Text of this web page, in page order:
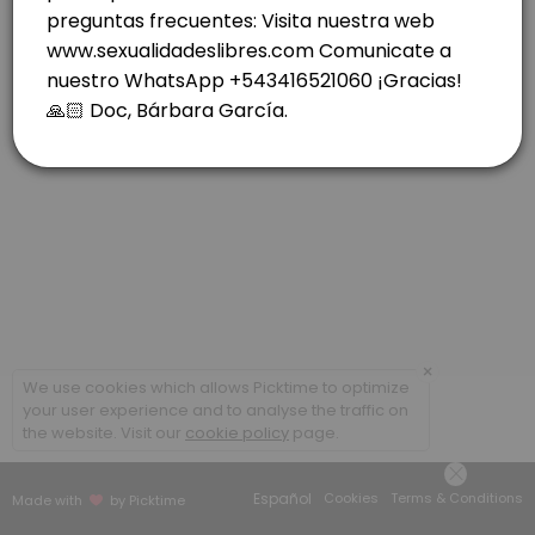
ROSARIO: RIOJA 1037- C. FINA MIERCOLES.
others · 40 min · ARS70000.0
CABA- COLEGIALES- LUNES
others · 30 min · ARS70000.0
Made with by Picktime Español Cookies Terms & Conditions
×
We use cookies which allows Picktime to optimize
your user experience and to analyse the traffic on
the website. Visit our cookie policy page.